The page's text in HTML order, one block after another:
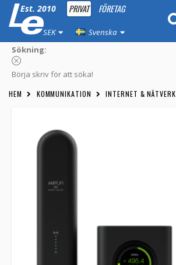
Est. 2010 PRIVAT FÖRETAG
SEK Svenska
Sökning:
Börja skriv för att söka!
HEM KOMMUNIKATION INTERNET & NÄTVERK